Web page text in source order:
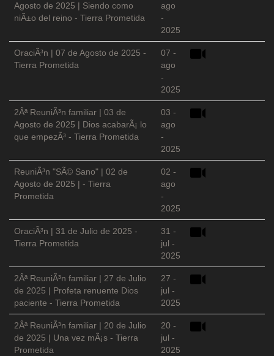
Agosto de 2025 | Siendo como
niÃ±o del reino - Tierra Prometida
ago
-
2025
OraciÃ³n | 07 de Agosto de 2025 -
Tierra Prometida
07 -
ago
-
2025
2Âª ReuniÃ³n familiar | 03 de
Agosto de 2025 | Dios acabarÃ¡ lo
que empezÃ³ - Tierra Prometida
03 -
ago
-
2025
ReuniÃ³n "SÃ© Sano" | 02 de
Agosto de 2025 | - Tierra
Prometida
02 -
ago
-
2025
OraciÃ³n | 31 de Julio de 2025 -
Tierra Prometida
31 -
jul -
2025
2Âª ReuniÃ³n familiar | 27 de Julio
de 2025 | Profeta renuente Dios
paciente - Tierra Prometida
27 -
jul -
2025
2Âª ReuniÃ³n familiar | 20 de Julio
de 2025 | Una vez mÃ¡s - Tierra
Prometida
20 -
jul -
2025